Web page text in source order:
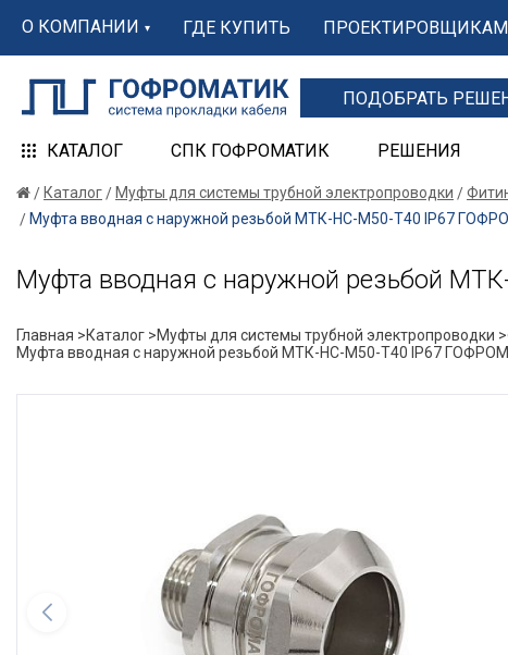
О КОМПАНИИ ГДЕ КУПИТЬ ПРОЕКТИРОВЩИКАМ
ПОДОБРАТЬ
КАТАЛОГ СПК ГОФРОМАТИК РЕШЕНИЯ
Каталог Муфты для системы трубной электропроводки
Муфта вводная с наружной резьбой МТК-НС-М50-Т40 IP67
Муфта вводная с наружной резьбой
Главная >Каталог >Муфты для системы трубной электропроводки >
Муфта вводная с наружной резьбой МТК-НС-М50-Т40 IP67